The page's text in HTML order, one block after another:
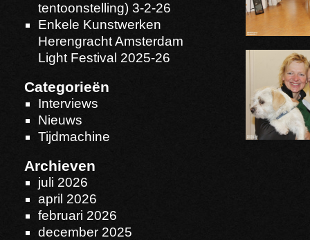
tentoonstelling) 3-2-26
Enkele Kunstwerken
Herengracht Amsterdam
Light Festival 2025-26
Categorieën
Interviews
Nieuws
Tijdmachine
Archieven
juli 2026
april 2026
februari 2026
december 2025